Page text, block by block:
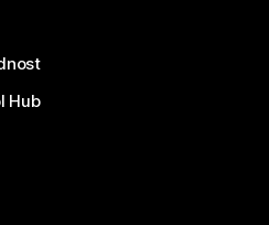
Hub